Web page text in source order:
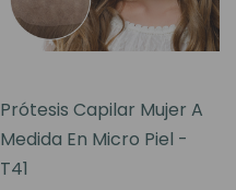
Prótesis Capilar Mujer A
Medida En Micro Piel -
T41